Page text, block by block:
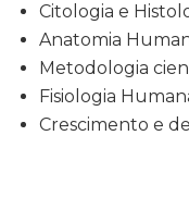
Citologia e
Anatomia
Metodologia
Fisiologia
Crescimento e